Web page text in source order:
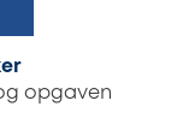
opgaven